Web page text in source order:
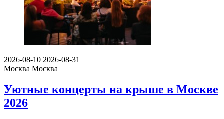
2026-08-10 2026-08-31
Москва Москва
Уютные концерты на крыше в Москве
2026